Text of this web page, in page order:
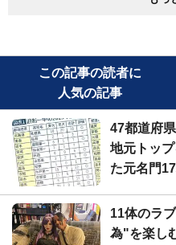
この記事の読者に
人気の記事
47都道府
地元トッ
た元名門
11体のラ
為"を楽し